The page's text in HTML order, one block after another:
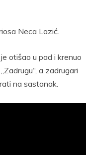
Neca Lazić.
otišao u pad i krenuo
a zadrugari
na sastanak.